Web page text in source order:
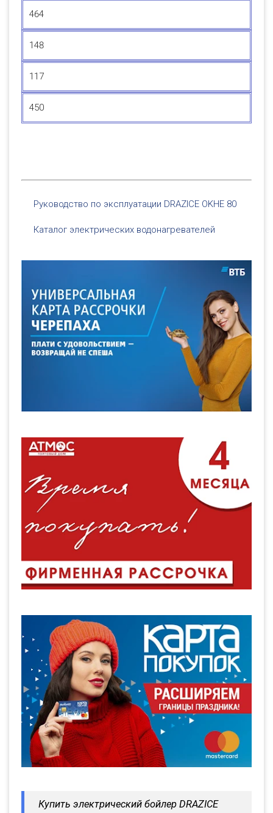
464
148
117
450
Руководство по эксплуатации DRAZICE OKHE 80
Каталог электрических водонагревателей
Купить электрический бойлер DRAZICE